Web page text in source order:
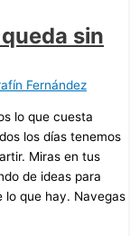
sin
Fernández
lo que cuesta
los días tenemos
Miras en tus
de ideas para
lo que hay. Navegas